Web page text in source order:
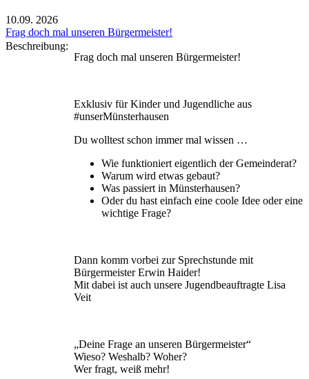
10.09. 2026
Frag doch mal unseren Bürgermeister!
Beschreibung:
Frag doch mal unseren Bürgermeister!
Exklusiv für Kinder und Jugendliche aus
#unserMünsterhausen
Du wolltest schon immer mal wissen …
Wie funktioniert eigentlich der Gemeinderat?
Warum wird etwas gebaut?
Was passiert in Münsterhausen?
Oder du hast einfach eine coole Idee oder eine
wichtige Frage?
Dann komm vorbei zur Sprechstunde mit
Bürgermeister Erwin Haider!
Mit dabei ist auch unsere Jugendbeauftragte Lisa
Veit
„Deine Frage an unseren Bürgermeister“
Wieso? Weshalb? Woher?
Wer fragt, weiß mehr!